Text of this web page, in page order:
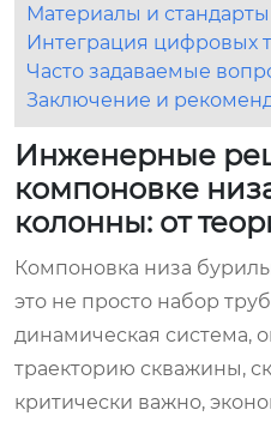
Материалы и
Интеграция цифровых
Часто задаваемые
Заключение и
Инженерные
компоновке
колонны: от
Компоновка низа
это не просто набор
динамическая система,
траекторию скважины,
критически важно,